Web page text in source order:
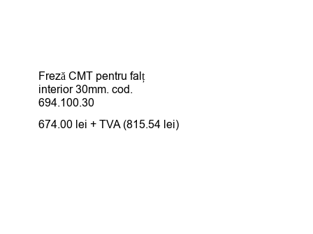
Freză CMT pentru falț
interior 30mm. cod.
694.100.30
674.00 lei + TVA (815.54 lei)